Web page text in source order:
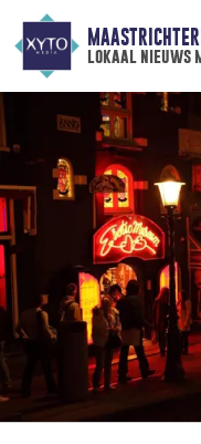
lokaal nieuws